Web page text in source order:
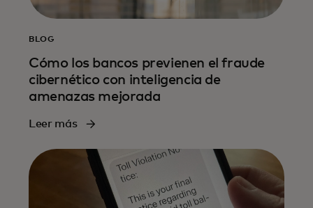
BLOG
Cómo los bancos previenen el fraude
cibernético con inteligencia de
amenazas mejorada
Leer más